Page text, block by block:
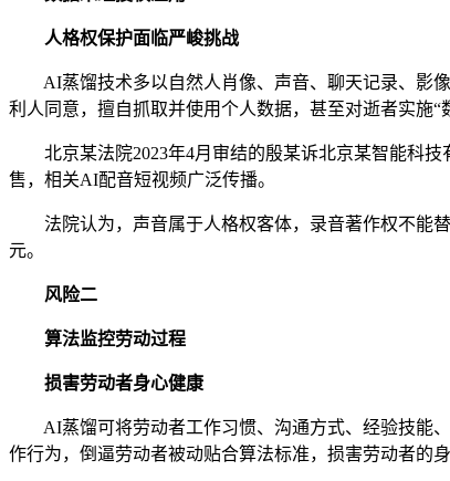
人格权保护面临严峻挑战
AI蒸馏技术多以自然人肖像、声音、聊天记录、影像
利人同意，擅自抓取并使用个人数据，甚至对逝者实施“
北京某法院2023年4月审结的殷某诉北京某智能科技
售，相关AI配音短视频广泛传播。
法院认为，声音属于人格权客体，录音著作权不能替
元。
风险二
算法监控劳动过程
损害劳动者身心健康
AI蒸馏可将劳动者工作习惯、沟通方式、经验技能、
作行为，倒逼劳动者被动贴合算法标准，损害劳动者的